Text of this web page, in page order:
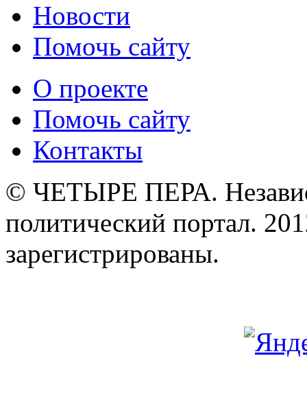
Новости
Помочь сайту
О проекте
Помочь сайту
Контакты
© ЧЕТЫРЕ ПЕРА.
политический портал.
зарегистрированы.